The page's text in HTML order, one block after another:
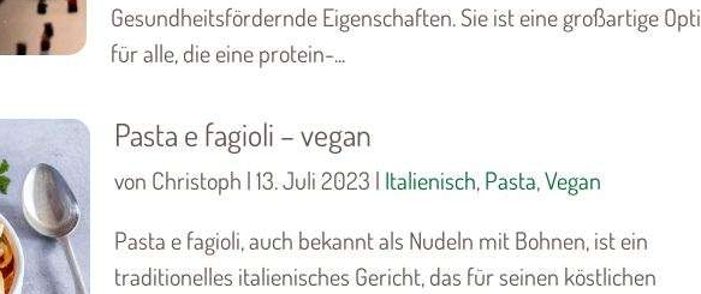
Gesundheitsfördernde Eigenschaften. Sie ist eine großartige
für alle, die eine protein-...
Pasta e fagioli – vegan
von Christoph | 13. Juli 2023 | Italienisch,Pasta,Vegan
Pasta e fagioli, auch bekannt als Nudeln mit Bohnen, ist ein
traditionelles italienisches Gericht, das für seinen köstlichen